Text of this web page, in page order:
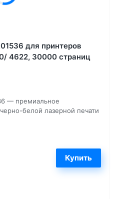
для принтеров
4622, 30000 страниц
— премиальное
белой лазерной печати